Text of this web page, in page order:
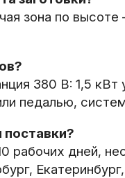
зона по
380 В: 1,5
педалью,
поставки?
рабочих дней,